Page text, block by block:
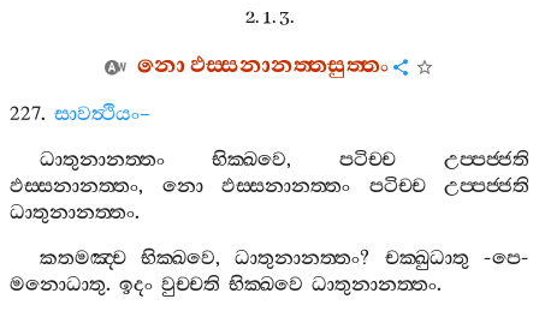
2. 1. 3.
නොඵස‍්සනානත‍්තසුත‍්තං
227. සාවත්‍ථියං–
ධාතුනානත‍්තං
භික‍්ඛවෙ,පටිච‍්ච
උප‍්පජ‍්ජති
ඵස‍්සනානත‍්තං, නො ඵස‍්සනානත‍්තං පටිච‍්ච
උප‍්පජ‍්ජති
ධාතුනානත‍්තං.
කතමඤ‍්ච
භික‍්ඛවෙ,ධාතුනානත‍්තං? චක‍්ඛුධාතු -පෙ-
මනොධාතු. ඉදං වුච‍්චති භික‍්ඛවෙ ධාතුනානත‍්තං.